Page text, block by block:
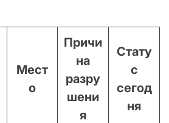
Мест
о
Причи
на
разру
шени
я
Стату
с
сегод
ня